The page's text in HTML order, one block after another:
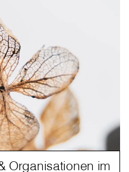
Organisationen im